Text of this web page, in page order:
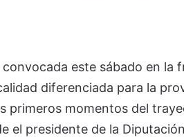
este sábado en la
diferenciada para la
primeros momentos del
el presidente de la